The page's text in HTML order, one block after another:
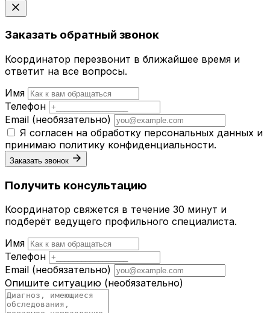
Заказать обратный звонок
Координатор перезвонит в ближайшее время и
ответит на все вопросы.
Имя
Телефон
Email (необязательно)
Я согласен на обработку персональных данных и
принимаю политику конфиденциальности.
Заказать звонок
Получить консультацию
Координатор свяжется в течение 30 минут и
подберёт ведущего профильного специалиста.
Имя
Телефон
Email (необязательно)
Опишите ситуацию (необязательно)